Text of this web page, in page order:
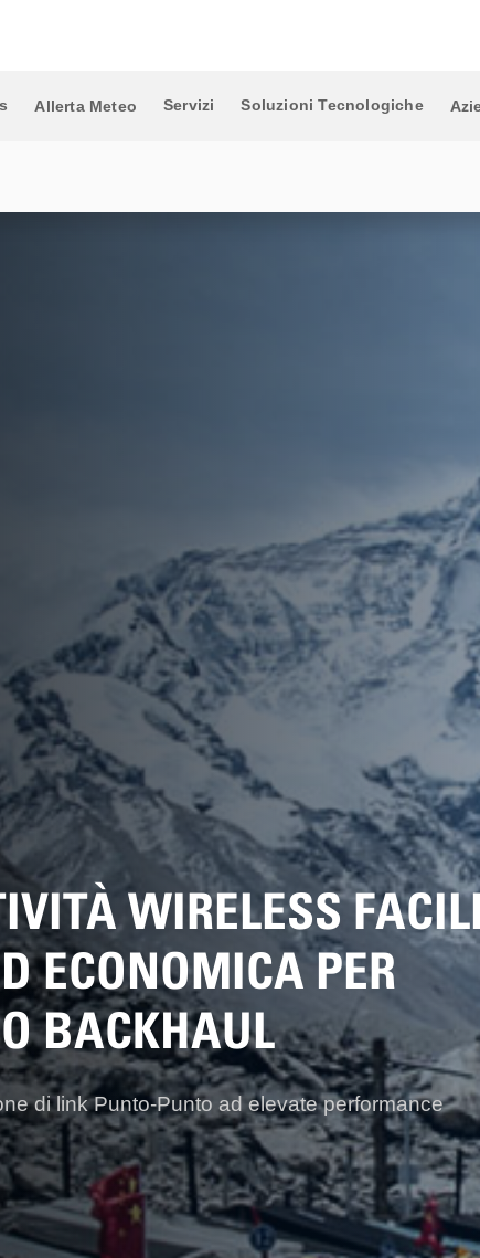
Allerta Meteo Servizi Soluzioni Tecnologiche
WIRELESS
ECONOMICA PER
BACKHAUL
di link Punto-Punto ad elevate performance